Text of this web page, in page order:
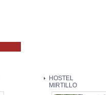
HOSTEL
MIRTILLO